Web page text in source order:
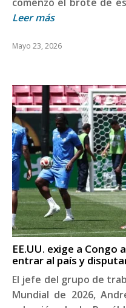
Leer más
Mayo 23, 2026
EE.UU. exige a Congo
entrar al país y
El jefe del grupo de
Mundial de 2026,